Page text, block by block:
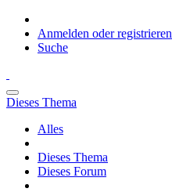
Anmelden oder registrieren
Suche
Dieses Thema
Alles
Dieses Thema
Dieses Forum